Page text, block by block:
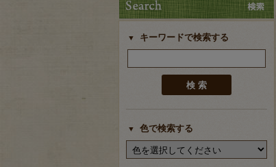
キーワードで検索する
色で検索する